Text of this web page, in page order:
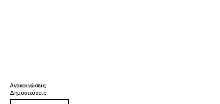
Ανακοινώσεις
Δημοσιεύσεις